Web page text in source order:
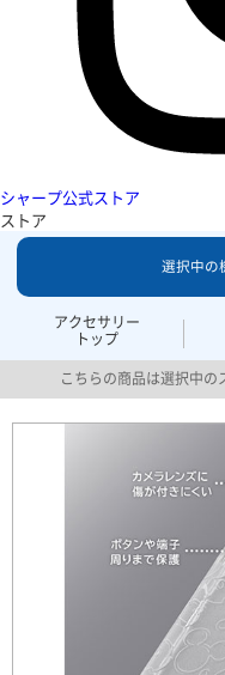
シャープ公式ストア
ストア
アクセサリー
トップ
選択中の
こちらの商品は選択中の